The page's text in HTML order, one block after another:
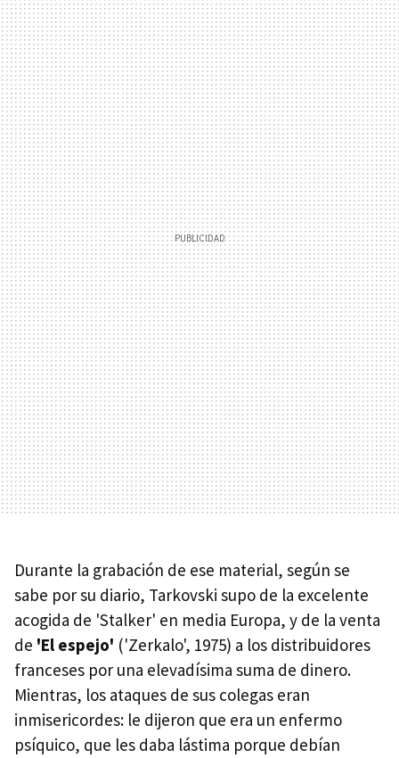
Durante la grabación de ese material, según se
sabe por su diario, Tarkovski supo de la excelente
acogida de 'Stalker' en media Europa, y de la venta
de 'El espejo' ('Zerkalo', 1975) a los distribuidores
franceses por una elevadísima suma de dinero.
Mientras, los ataques de sus colegas eran
inmisericordes: le dijeron que era un enfermo
psíquico, que les daba lástima porque debían